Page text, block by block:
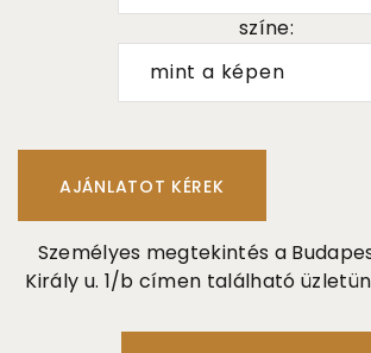
színe:
mint a képen
Személyes megtekintés a
Király u. 1/b címen található